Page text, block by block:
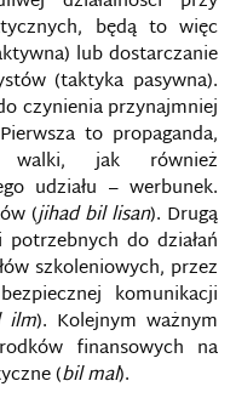
będą to więc
lub dostarczanie
(taktyka pasywna).
czynienia przynajmniej
to propaganda,
walki, jak również
udziału – werbunek.
(jihad bil lisan). Drugą
do działań
szkoleniowych, przez
komunikacji
ilm). Kolejnym ważnym
finansowych na
(bil mal).